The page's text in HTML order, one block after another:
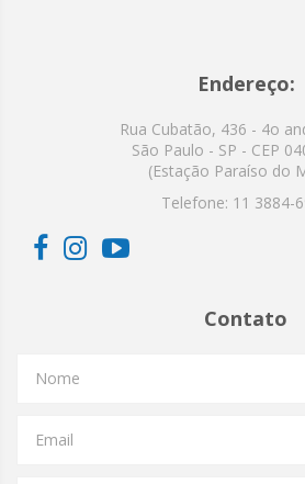
Endereço:
Rua Cubatão, 436 - 4o
São Paulo - SP - CEP
(Estação Paraíso do
Telefone: 11 3884-
Contato
Nome
Email